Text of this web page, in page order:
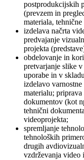
postprodukcijskih
(prevzem in
materiala,
izdelava načrta
predvajanje
projekta
obdelovanje in
pretvarjanje slike
uporabe in v
izdelavo
materialu;
dokumentov (kot
tehnični
videoprojekta;
spremljanje
tehnoloških
drugih
vzdrževanja video